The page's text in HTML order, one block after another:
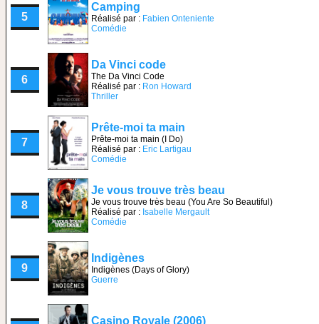
5
Camping
Réalisé par : Fabien Onteniente
Comédie
6
Da Vinci code
The Da Vinci Code
Réalisé par : Ron Howard
Thriller
7
Prête-moi ta main
Prête-moi ta main (I Do)
Réalisé par : Eric Lartigau
Comédie
8
Je vous trouve très beau
Je vous trouve très beau (You Are So Beautiful)
Réalisé par : Isabelle Mergault
Comédie
9
Indigènes
Indigènes (Days of Glory)
Guerre
Casino Royale (2006)